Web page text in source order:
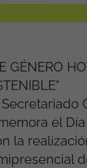
GÉNERO
el
la